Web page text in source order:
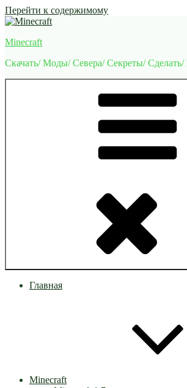
Перейти к содержимому
Minecraft
Скачать/ Моды/ Севера/ Секреты/
Главная
Minecraft